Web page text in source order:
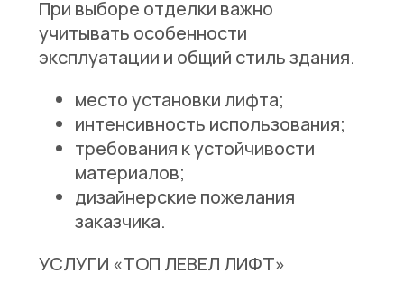
При выборе отделки важно
учитывать особенности
эксплуатации и общий стиль здания.
место установки лифта;
интенсивность использования;
требования к устойчивости
материалов;
дизайнерские пожелания
заказчика.
УСЛУГИ «ТОП ЛЕВЕЛ ЛИФТ»